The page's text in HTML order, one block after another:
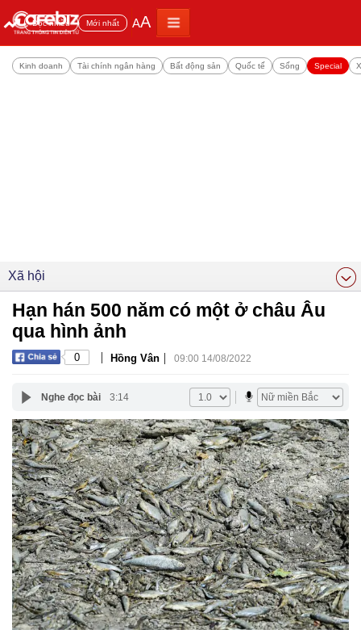
Đọc nhiều Mới nhất AA
Kinh doanh Tài chính ngân hàng Bất động sản Quốc tế Sống Special
Xã hội
Hạn hán 500 năm có một ở châu Âu
qua hình ảnh
0 | Hồng Vân | 09:00 14/08/2022
Nghe đọc bài 3:14